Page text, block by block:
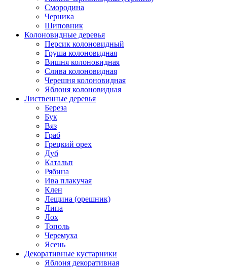
Смородина
Черника
Шиповник
Колоновидные деревья
Персик колоновидный
Груша колоновидная
Вишня колоновидная
Слива колоновидная
Черешня колоновидная
Яблоня колоновидная
Лиственные деревья
Береза
Бук
Вяз
Граб
Грецкий орех
Дуб
Катальп
Рябина
Ива плакучая
Клен
Лещина (орешник)
Липа
Лох
Тополь
Черемуха
Ясень
Декоративные кустарники
Яблоня декоративная